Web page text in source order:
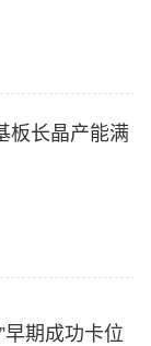
板长晶产能满
早期成功卡位